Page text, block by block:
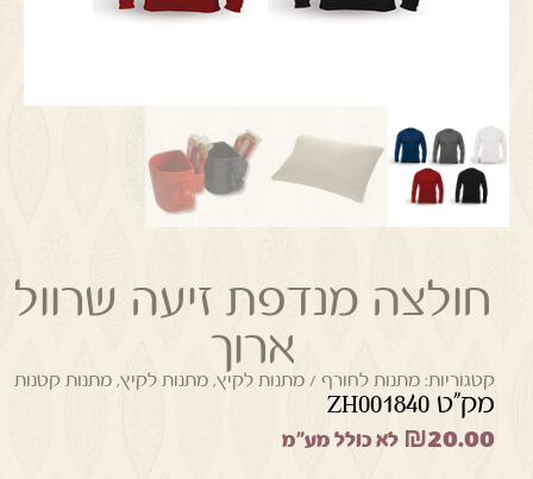
חולצה מנדפת זיעה שרוול
ארוך
קטגוריות: מתנות לחורף / מתנות לקיץ,מתנות לקיץ,מתנות קטנות
מק"ט ZH001840
₪20.00 לא כולל מע"מ